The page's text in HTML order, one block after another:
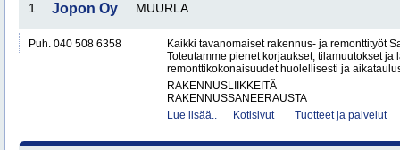
1. Jopon Oy MUURLA
Puh. 040 508 6358
Kaikki tavanomaiset rakennus- ja remonttityöt
Toteutamme pienet korjaukset, tilamuutokset ja
remonttikokonaisuudet huolellisesti ja
RAKENNUSLIIKKEITÄ
RAKENNUSSANEERAUSTA
Lue lisää..
Kotisivut Tuotteet ja palvelut